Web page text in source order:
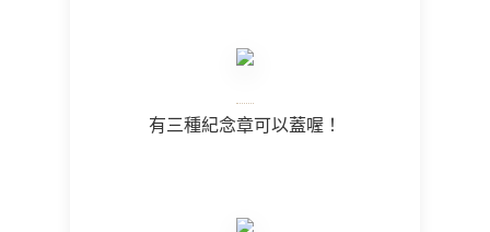
有三種紀念章可以蓋喔！